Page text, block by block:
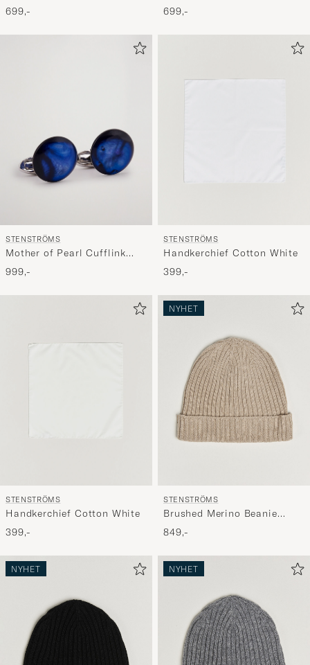
699,-
699,-
STENSTRÖMS
Mother of Pearl Cufflink
Dark Blue
999,-
STENSTRÖMS
Handkerchief Cotton White
399,-
STENSTRÖMS
Handkerchief Cotton White
399,-
NYHET
STENSTRÖMS
Brushed Merino Beanie
Beige
849,-
NYHET NYHET